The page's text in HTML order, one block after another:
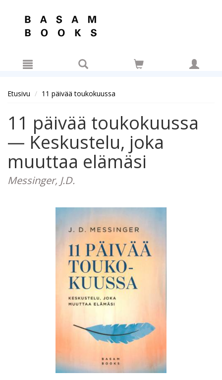
Etusivu 11 päivää toukokuussa
11 päivää toukokuussa
— Keskustelu, joka
muuttaa elämäsi
Messinger, J.D.